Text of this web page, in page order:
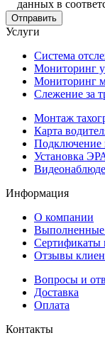
данных в
Услуги
Система
Мониторинг
Мониторинг
Слежение за
Монтаж
Карта
Установка
Информация
О компании
Выполненные
Сертификаты
Отзывы
Вопросы и
Доставка
Оплата
Контакты